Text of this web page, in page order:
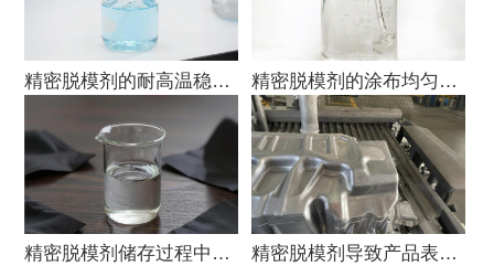
精密脱模剂的耐高温稳定性如何通过实验验证？ 精密脱模剂的涂布均匀性是否可通过参数调节?
精密脱模剂储存过程中出现分层是否正常？ 精密脱模剂导致产品表面出现瑕疵该如何处理？